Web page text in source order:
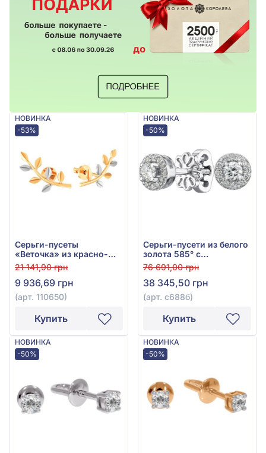
НОВИНКА
-53%
Серьги-пусеты
«Веточка» из красно-
белого золота 585°, арт.
110650
21 141,90 грн
9 936,69 грн
(арт. 110650)
Купить
НОВИНКА
-50%
Серьги-пусети из белого
золота 585° с
бриллиантами 0,26ct,
арт. с688б
76 691,00 грн
38 345,50 грн
(арт. с688б)
Купить
НОВИНКА
-50%
НОВИНКА
-50%